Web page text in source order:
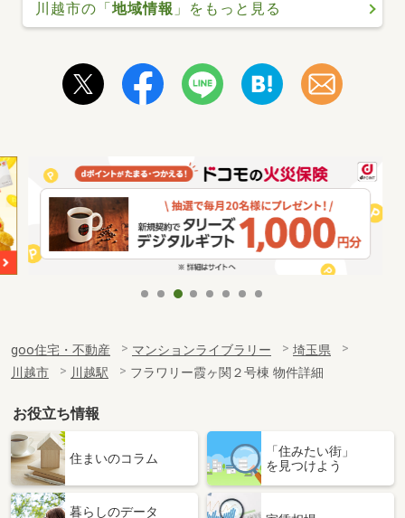
川越市の「地域情報 」をもっと見る
goo住宅・不動産 マンションライブラリー
埼玉県
川越市
川越駅 フラワリー霞ヶ関２号棟 物件詳細
お役立ち情報
住まいのコラム
「住みたい街」
を見つけよう
暮らしのデータ